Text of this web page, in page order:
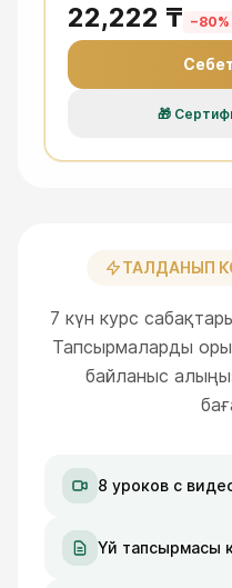
22,222 ₸ −80%
🎁
ТАЛДАНЫП
7 күн курс
Тапсырмаларды
байланыс
8 уроков с
Үй тапсырмасы